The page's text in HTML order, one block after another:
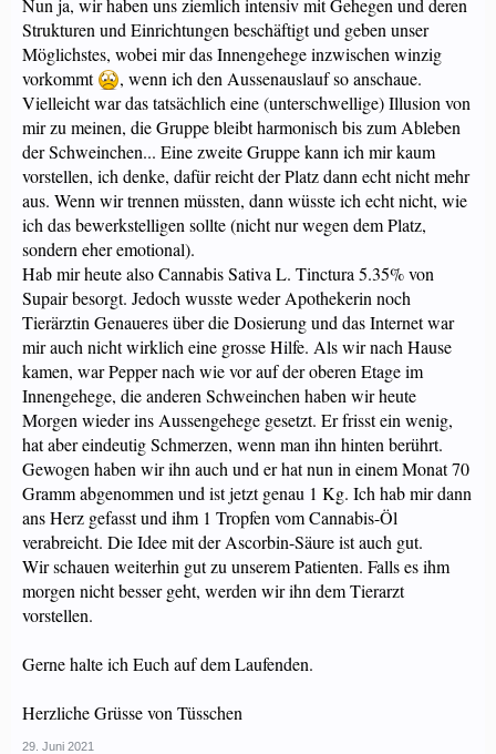
Nun ja, wir haben uns ziemlich intensiv mit Gehegen und deren
Strukturen und Einrichtungen beschäftigt und geben unser
Möglichstes, wobei mir das Innengehege inzwischen winzig
vorkommt
, wenn ich den Aussenauslauf so anschaue.
Vielleicht war das tatsächlich eine (unterschwellige) Illusion von
mir zu meinen, die Gruppe bleibt harmonisch bis zum Ableben
der Schweinchen... Eine zweite Gruppe kann ich mir kaum
vorstellen, ich denke, dafür reicht der Platz dann echt nicht mehr
aus. Wenn wir trennen müssten, dann wüsste ich echt nicht, wie
ich das bewerkstelligen sollte (nicht nur wegen dem Platz,
sondern eher emotional).
Hab mir heute also Cannabis Sativa L. Tinctura 5.35% von
Supair besorgt. Jedoch wusste weder Apothekerin noch
Tierärztin Genaueres über die Dosierung und das Internet war
mir auch nicht wirklich eine grosse Hilfe. Als wir nach Hause
kamen, war Pepper nach wie vor auf der oberen Etage im
Innengehege, die anderen Schweinchen haben wir heute
Morgen wieder ins Aussengehege gesetzt. Er frisst ein wenig,
hat aber eindeutig Schmerzen, wenn man ihn hinten berührt.
Gewogen haben wir ihn auch und er hat nun in einem Monat 70
Gramm abgenommen und ist jetzt genau 1 Kg. Ich hab mir dann
ans Herz gefasst und ihm 1 Tropfen vom Cannabis-Öl
verabreicht. Die Idee mit der Ascorbin-Säure ist auch gut.
Wir schauen weiterhin gut zu unserem Patienten. Falls es ihm
morgen nicht besser geht, werden wir ihn dem Tierarzt
vorstellen.
Gerne halte ich Euch auf dem Laufenden.
Herzliche Grüsse von Tüsschen
29. Juni 2021